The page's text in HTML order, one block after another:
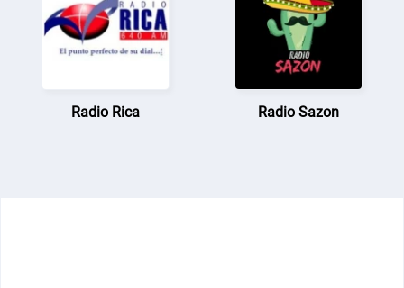
Radio Rica Radio Sazon